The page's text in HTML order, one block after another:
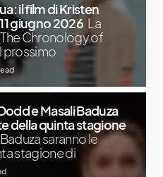
il film di Kristen
giugno 2026 La
Chronology of
prossimo
e Masali Baduza
della quinta stagione
saranno le
stagione di